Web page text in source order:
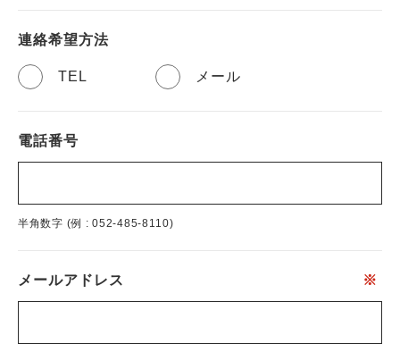
連絡希望方法
TEL メール
電話番号
半角数字 (例 : 052-485-8110)
メールアドレス ※